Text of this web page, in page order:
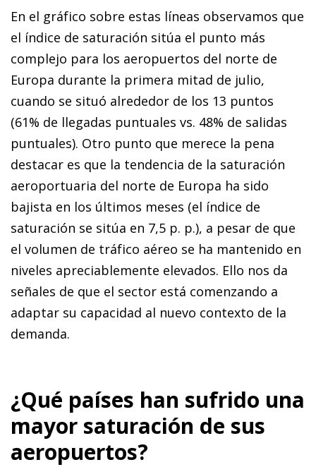
En el gráfico sobre estas líneas observamos que
el índice de saturación sitúa el punto más
complejo para los aeropuertos del norte de
Europa durante la primera mitad de julio,
cuando se situó alrededor de los 13 puntos
(61% de llegadas puntuales vs. 48% de salidas
puntuales). Otro punto que merece la pena
destacar es que la tendencia de la saturación
aeroportuaria del norte de Europa ha sido
bajista en los últimos meses (el índice de
saturación se sitúa en 7,5 p. p.), a pesar de que
el volumen de tráfico aéreo se ha mantenido en
niveles apreciablemente elevados. Ello nos da
señales de que el sector está comenzando a
adaptar su capacidad al nuevo contexto de la
demanda.
¿Qué países han sufrido una
mayor saturación de sus
aeropuertos?